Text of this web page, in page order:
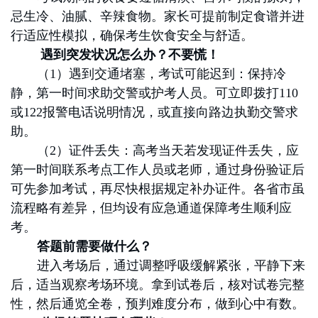
忌生冷、油腻、辛辣食物。家长可提前制定食谱并进
行适应性模拟，确保考生饮食安全与舒适。
遇到突发状况怎么办？不要慌！
（1）遇到交通堵塞，考试可能迟到：保持冷
静，第一时间求助交警或护考人员。可立即拨打110
或122报警电话说明情况，或直接向路边执勤交警求
助。
（2）证件丢失：高考当天若发现证件丢失，应
第一时间联系考点工作人员或老师，通过身份验证后
可先参加考试，再尽快根据规定补办证件。各省市虽
流程略有差异，但均设有应急通道保障考生顺利应
考。
答题前需要做什么？
进入考场后，通过调整呼吸缓解紧张，平静下来
后，适当观察考场环境。拿到试卷后，核对试卷完整
性，然后通览全卷，预判难度分布，做到心中有数。